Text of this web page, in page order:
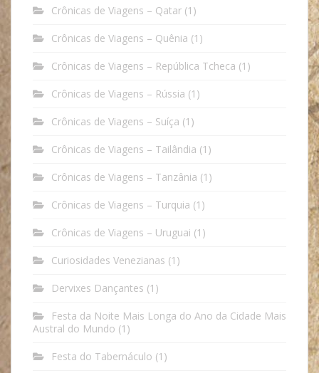
Crônicas de Viagens – Qatar (1)
Crônicas de Viagens – Quênia (1)
Crônicas de Viagens – República Tcheca (1)
Crônicas de Viagens – Rússia (1)
Crônicas de Viagens – Suíça (1)
Crônicas de Viagens – Tailândia (1)
Crônicas de Viagens – Tanzânia (1)
Crônicas de Viagens – Turquia (1)
Crônicas de Viagens – Uruguai (1)
Curiosidades Venezianas (1)
Dervixes Dançantes (1)
Festa da Noite Mais Longa do Ano da Cidade Mais
Austral do Mundo (1)
Festa do Tabernáculo (1)